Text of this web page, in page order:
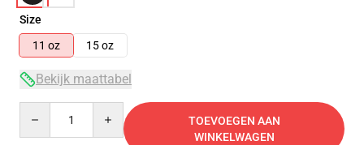
Size
11 oz
15 oz
Bekijk maattabel
TOEVOEGEN AAN
WINKELWAGEN